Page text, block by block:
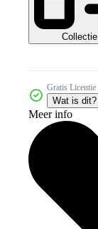
Collectie
Gratis Licentie
Wat is dit?
Meer info